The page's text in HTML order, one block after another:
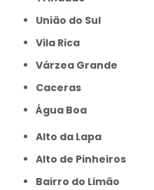
União do Sul
Vila Rica
Várzea Grande
caceras
Água Boa
Alto da Lapa
Alto de Pinheiros
Bairro do Limão